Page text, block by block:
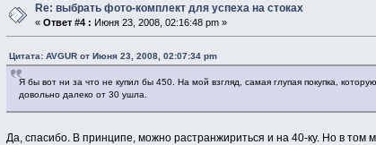
Re: выбрать фото-комплект для успеха на стоках
«Ответ #4 : Июня 23, 2008, 02:16:48 pm »
Цитата: AVGUR от Июня 23, 2008, 02:07:34 pm
Я бы вот ни за что не купил бы 450. На мой взгляд, самая глупая покупка,
довольно далеко от 30 ушла.
Да, спасибо. В принципе, можно растранжириться и на 40-ку. Но в том